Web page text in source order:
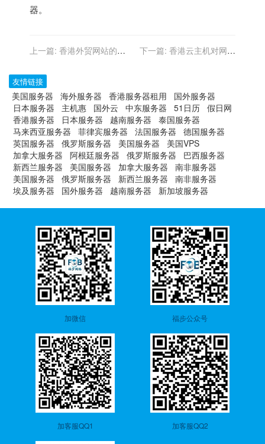
器。
上一篇: 香港外贸网站的移
下一篇: 香港云主机对网络
友情链接
美国服务器 海外服务器 香港服务器租用
国外服务器
日本服务器
主机惠 国外云 中东服务器 51日历 假日网
香港服务器
日本服务器 越南服务器
泰国服务器
马来西亚服务器
菲律宾服务器 法国服务器
德国服务器
英国服务器
俄罗斯服务器 美国服务器
美国VPS
加拿大服务器
阿根廷服务器 俄罗斯服务器
巴西服务器
新西兰服务器
美国服务器 加拿大服务器
南非服务器
美国服务器
俄罗斯服务器 新西兰服务器
南非服务器
埃及服务器
国外服务器 越南服务器 新加坡服务器
加微信 福步公众号
加客服QQ1 加客服QQ2